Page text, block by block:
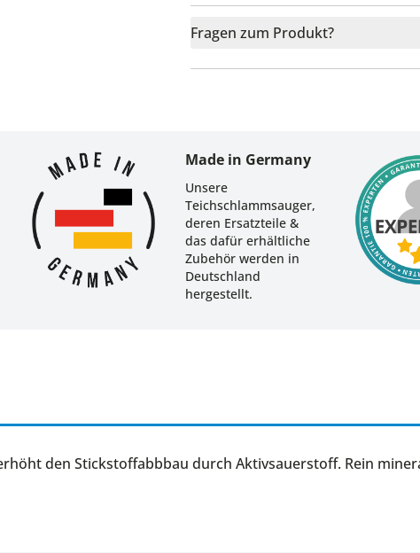
Fragen zum Produkt?
Made in Germany
Unsere
Teichschlammsauger,
deren Ersatzteile &
das dafür erhältliche
Zubehör werden in
Deutschland
hergestellt.
den Stickstoffabbbau durch Aktivsauerstoff. Rein